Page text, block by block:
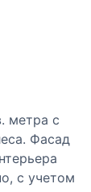
метра с
Фасад
с учетом